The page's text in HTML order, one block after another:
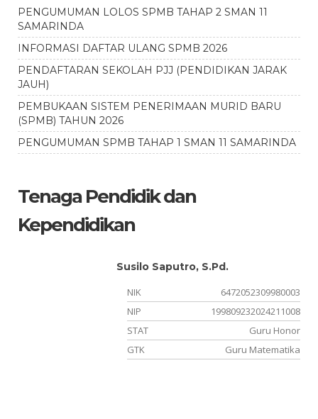
PENGUMUMAN LOLOS SPMB TAHAP 2 SMAN 11
SAMARINDA
INFORMASI DAFTAR ULANG SPMB 2026
PENDAFTARAN SEKOLAH PJJ (PENDIDIKAN JARAK
JAUH)
PEMBUKAAN SISTEM PENERIMAAN MURID BARU
(SPMB) TAHUN 2026
PENGUMUMAN SPMB TAHAP 1 SMAN 11 SAMARINDA
Tenaga Pendidik dan
Kependidikan
Susilo Saputro, S.Pd.
NIK
6472052309980003
NIP
199809232024211008
STAT
Guru Honor
GTK
Guru Matematika